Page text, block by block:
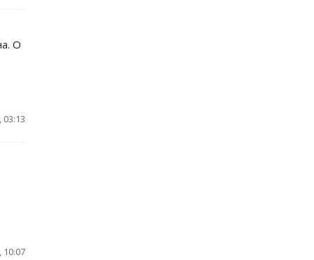
О
03:13
10:07